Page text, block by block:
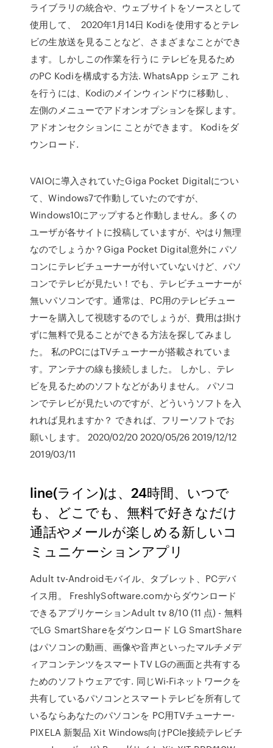
ライブラリの統合や、ウェブサイトをソースとして
使用して、 2020年1月14日 Kodiを使用するとテレ
ビの生放送を見ることなど、さまざまなことができ
ます。しかしこの作業を行うに テレビを見るため
のPC Kodiを構成する方法. WhatsApp シェア これ
を行うには、Kodiのメインウィンドウに移動し、
左側のメニューでアドオンオプションを探します。
アドオンセクションに ことができます。 Kodiをダ
ウンロード.
VAIOに導入されていたGiga Pocket Digitalについ
て、Windows7で作動していたのですが、
Windows10にアップすると作動しません。多くの
ユーザが各サイトに投稿していますが、やはり無理
なのでしょうか？Giga Pocket Digital意外に パソ
コンにテレビチューナーが付いていないけど、パソ
コンでテレビが見たい！でも、テレビチューナーが
無いパソコンです。通常は、PC用のテレビチュー
ナーを購入して視聴するのでしょうが、費用は掛け
ずに無料で見ることができる方法を探してみまし
た。 私のPCにはTVチューナーが搭載されていま
す。アンテナの線も接続しました。 しかし、テレ
ビを見るためのソフトなどがありません。 パソコ
ンでテレビが見たいのですが、どういうソフトを入
れれば見れますか？ できれば、フリーソフトでお
願いします。 2020/02/20 2020/05/26 2019/12/12
2019/03/11
line(ライン)は、24時間、いつで
も、どこでも、無料で好きなだけ
通話やメールが楽しめる新しいコ
ミュニケーションアプリ
Adult tv-Androidモバイル、タブレット、PCデバ
イス用。 FreshlySoftware.comからダウンロード
できるアプリケーションAdult tv 8/10 (11 点) - 無料
でLG SmartShareをダウンロード LG SmartShare
はパソコンの動画、画像や音声といったマルチメデ
ィアコンテンツをスマートTV LGの画面と共有する
ためのソフトウェアです. 同じWi-Fiネットワークを
共有しているパソコンとスマートテレビを所有して
いるならあなたのパソコンを PC用TVチューナー-
PIXELA 新製品 Xit Windows向けPCIe接続テレビチ